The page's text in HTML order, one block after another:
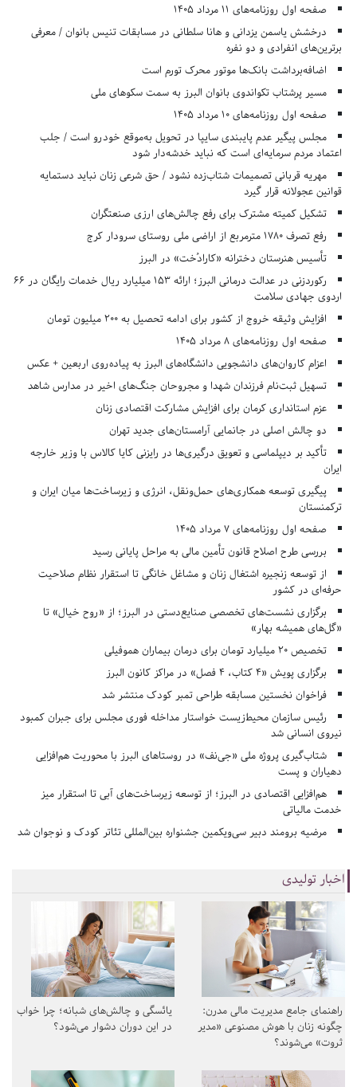
صفحه اول روزنامه‌های 11 مرداد 1405
درخشش یاسمن یزدانی و هانا سلطانی در مسابقات تنیس بانوان / معرفی
برترین‌های انفرادی و دو نفره
اضافه‌برداشت بانک‌ها موتور محرک تورم است
مسیر پرشتاب تکواندوی بانوان البرز به سمت سکوهای ملی
صفحه اول روزنامه‌های 10 مرداد 1405
مجلس پیگیر عدم پایبندی سایپا در تحویل به‌موقع خودرو است / جلب
اعتماد مردم سرمایه‌ای است که نباید خدشه‌دار شود
مهریه قربانی تصمیمات شتاب‌زده نشود / حق شرعی زنان نباید دستمایه
قوانین عجولانه قرار گیرد
تشکیل کمیته مشترک برای رفع چالش‌های ارزی صنعتگران
رفع تصرف ۱۷۸۰ مترمربع از اراضی ملی روستای سرودار کرج
تأسیس هنرستان دخترانه «کارادُخت» در البرز
رکوردزنی در عدالت درمانی البرز؛ ارائه ۱۵۳ میلیارد ریال خدمات رایگان در ۶۶
اردوی جهادی سلامت
افزایش وثیقه خروج از کشور برای ادامه تحصیل به ۲۰۰ میلیون تومان
صفحه اول روزنامه‌های 8 مرداد 1405
اعزام کاروان‌های دانشجویی دانشگاه‌های البرز به پیاده‌روی اربعین + عکس
تسهیل ثبت‌نام فرزندان شهدا و مجروحان جنگ‌های اخیر در مدارس شاهد
عزم استانداری کرمان برای افزایش مشارکت اقتصادی زنان
دو چالش اصلی در جانمایی آرامستان‌های جدید تهران
تأکید بر دیپلماسی و تعویق درگیری‌ها در رایزنی کایا کالاس با وزیر خارجه
ایران
پیگیری توسعه همکاری‌های حمل‌ونقل، انرژی و زیرساخت‌ها میان ایران و
ترکمنستان
صفحه اول روزنامه‌های 7 مرداد 1405
بررسی طرح اصلاح قانون تأمین مالی به مراحل پایانی رسید
از توسعه زنجیره اشتغال زنان و مشاغل خانگی تا استقرار نظام صلاحیت
حرفه‌ای در کشور
برگزاری نشست‌های تخصصی صنایع‌دستی در البرز؛ از «روح خیال» تا
«گل‌های همیشه بهار»
تخصیص ۲۰ میلیارد تومان برای درمان بیماران هموفیلی
برگزاری پویش «۴ کتاب، ۴ فصل» در مراکز کانون البرز
فراخوان نخستین مسابقه طراحی تمبر کودک منتشر شد
رئیس سازمان محیط‌زیست خواستار مداخله فوری مجلس برای جبران کمبود
نیروی انسانی شد
شتاب‌گیری پروژه ملی «جی‌نف» در روستاهای البرز با محوریت هم‌افزایی
دهیاران و پست
هم‌افزایی اقتصادی در البرز؛ از توسعه زیرساخت‌های آبی تا استقرار میز
خدمت مالیاتی
مرضیه برومند دبیر سی‌ویکمین جشنواره بین‌المللی تئاتر کودک و نوجوان شد
اخبار تولیدی
راهنمای جامع مدیریت مالی مدرن:
چگونه زنان با هوش مصنوعی «مدیر
ثروت» می‌شوند؟
یائسگی و چالش‌های شبانه؛ چرا خواب
در این دوران دشوار می‌شود؟